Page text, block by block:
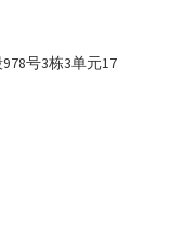
号3栋3单元17